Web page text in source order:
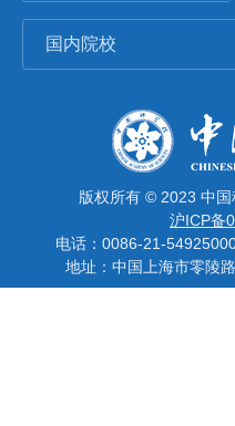
国内院校
版权所有 © 2023 中
沪ICP备
电话：0086-21-
地址：中国上海市零陵